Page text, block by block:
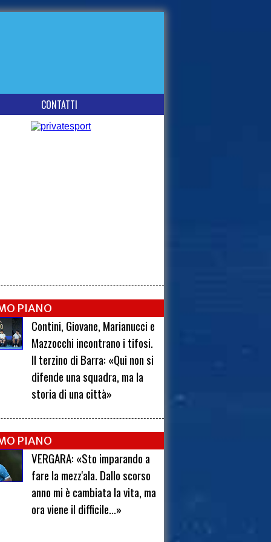
CONTATTI
PIANO
Contini, Giovane, Marianucci e
Mazzocchi incontrano i tifosi.
Il terzino di Barra: «Qui non si
difende una squadra, ma la
storia di una città»
PIANO
VERGARA: «Sto imparando a
fare la mezz'ala. Dallo scorso
anno mi è cambiata la vita, ma
ora viene il difficile...»